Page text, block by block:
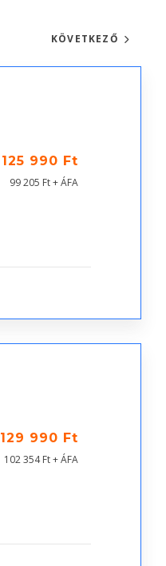
KÖVETKEZŐ
125 990 Ft
99 205 Ft + ÁFA
129 990 Ft
102 354 Ft + ÁFA